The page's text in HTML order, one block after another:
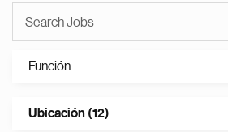
Función
Ubicación (12)